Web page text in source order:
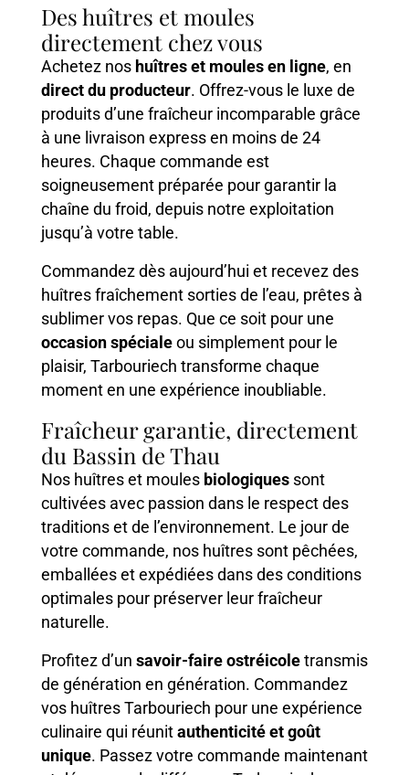
Des huîtres et moules
directement chez vous
Achetez nos huîtres et moules en ligne, en
direct du producteur. Offrez-vous le luxe de
produits d’une fraîcheur incomparable grâce
à une livraison express en moins de 24
heures. Chaque commande est
soigneusement préparée pour garantir la
chaîne du froid, depuis notre exploitation
jusqu’à votre table.
Commandez dès aujourd’hui et recevez des
huîtres fraîchement sorties de l’eau, prêtes à
sublimer vos repas. Que ce soit pour une
occasion spécialeou simplement pour le
plaisir, Tarbouriech transforme chaque
moment en une expérience inoubliable.
Fraîcheur garantie, directement
du Bassin de Thau
Nos huîtres et moules biologiquessont
cultivées avec passion dans le respect des
traditions et de l’environnement. Le jour de
votre commande, nos huîtres sont pêchées,
emballées et expédiées dans des conditions
optimales pour préserver leur fraîcheur
naturelle.
Profitez d’un savoir-faire ostréicoletransmis
de génération en génération. Commandez
vos huîtres Tarbouriech pour une expérience
culinaire qui réunitauthenticité et goût
unique. Passez votre commande maintenant